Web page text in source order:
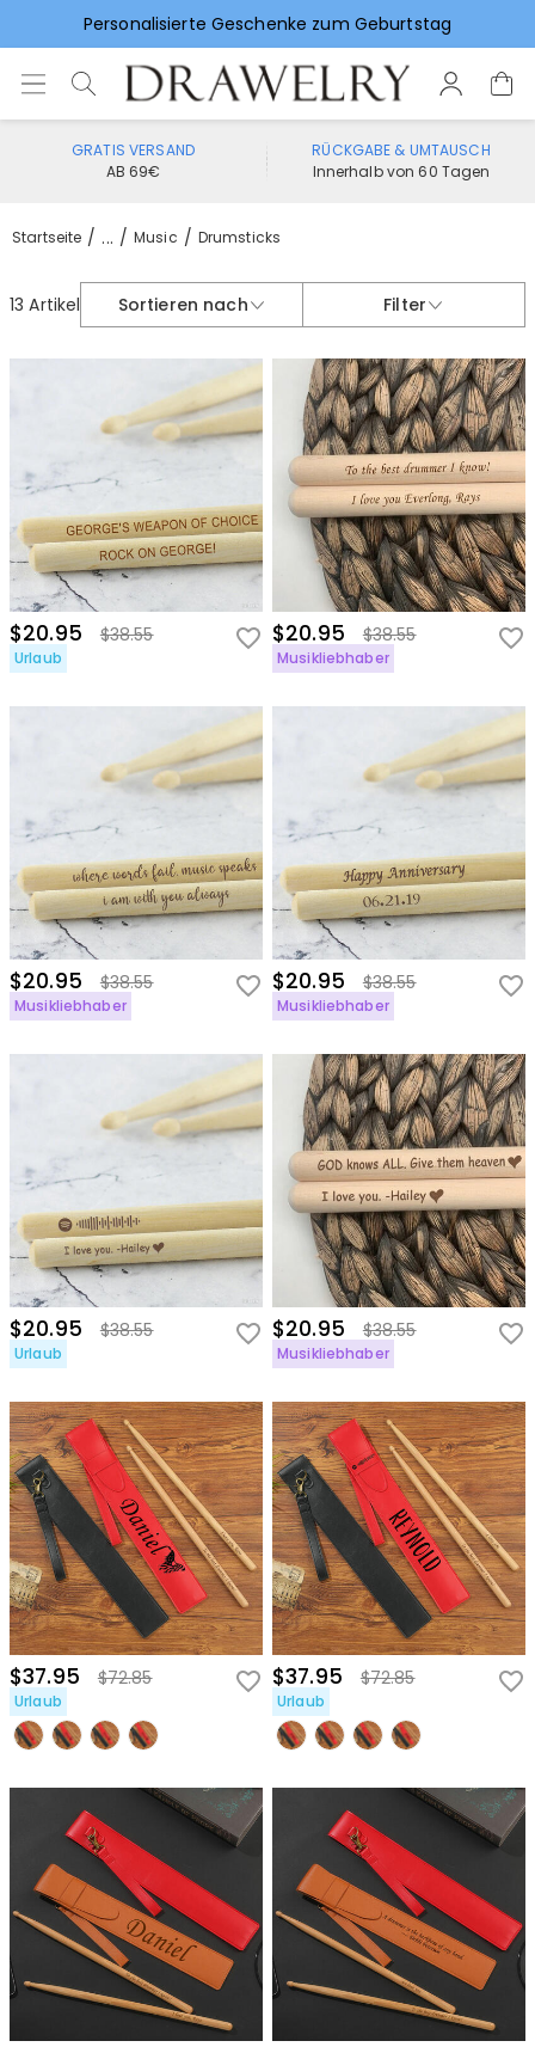
Personalisierte Geschenke zum Geburtstag
Vorlieben für Hochzeitsgeschenke
GRATIS VERSAND
AB 69€
RÜCKGABE & UMTAUSCH
Innerhalb von 60 Tagen
Startseite ... Music Drumsticks
13 Artikel Sortieren nach Filter
$20.95 $38.55
Urlaub
$20.95 $38.55
Musikliebhaber
$20.95 $38.55
Musikliebhaber
$20.95 $38.55
Musikliebhaber
$20.95 $38.55
Urlaub
$20.95 $38.55
Musikliebhaber
$37.95 $72.85
Urlaub
$37.95 $72.85
Urlaub